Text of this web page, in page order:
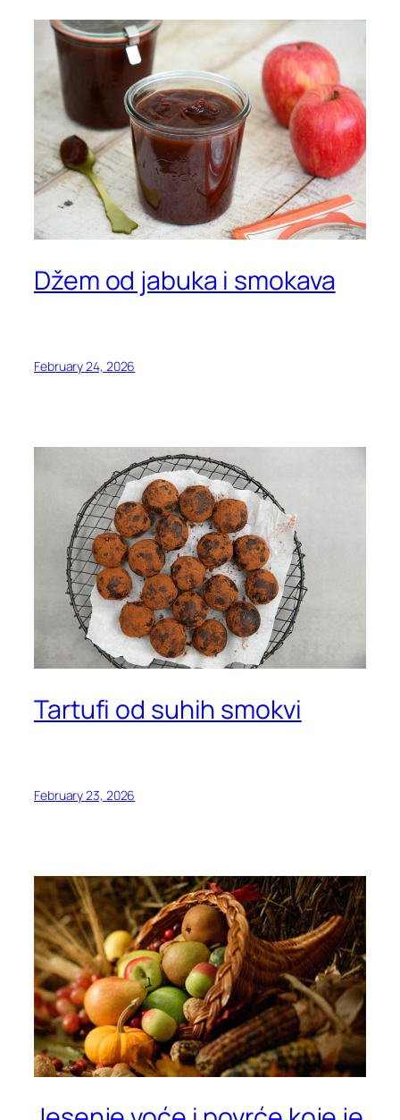
Džem od jabuka i smokava
February 24, 2026
Tartufi od suhih smokvi
February 23, 2026